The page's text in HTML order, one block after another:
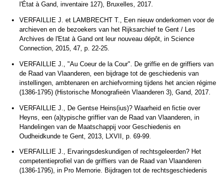
l'État à Gand, inventaire 127), Bruxelles, 2017.
VERFAILLIE J. et LAMBRECHT T., Een nieuw onderkomen voor de
archieven en de bezoekers van het Rijksarchief te Gent / Les
Archives de l'Etat à Gand ont leur nouveau dépôt, in Science
Connection, 2015, 47, p. 22-25.
VERFAILLIE J., "Au Coeur de la Cour". De griffie en de griffiers van
de Raad van Vlaanderen, een bijdrage tot de geschiedenis van
instellingen, ambtenaren en archiefvorming tijdens het ancien régime
(1386-1795) (Historische Monografieën Vlaanderen 3), Gand, 2017.
VERFAILLIE J., De Gentse Heins(ius)? Waarheid en fictie over
Heyns, een (a)typische griffier van de Raad van Vlaanderen, in
Handelingen van de Maatschappij voor Geschiedenis en
Oudheidkunde te Gent, 2013, LXVII, p. 69-99.
VERFAILLIE J., Ervaringsdeskundigen of rechtsgeleerden? Het
competentieprofiel van de griffiers van de Raad van Vlaanderen
(1386-1795), in Pro Memorie. Bijdragen tot de rechtsgeschiedenis